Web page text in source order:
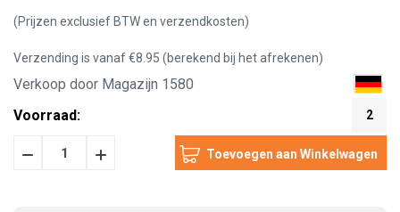
(Prijzen exclusief BTW en verzendkosten)
Verzending is vanaf €8.95 (berekend bij het afrekenen)
Verkoop door Magazijn 1580
Voorraad:
2
HoeveelheidHoeveelheid